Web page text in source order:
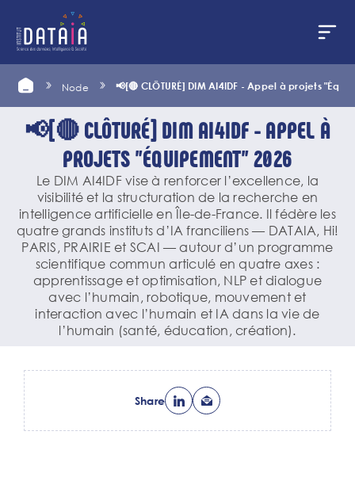
main
content
Node 📢[🔴 CLÔTURÉ] DIM AI4IDF - Appel à projets
📢[🔴 CLÔTURÉ] DIM AI4IDF - APPEL À
PROJETS "ÉQUIPEMENT" 2026
Le DIM AI4IDF vise à renforcer l’excellence, la
visibilité et la structuration de la recherche en
intelligence artificielle en Île-de-France. Il fédère les
quatre grands instituts d’IA franciliens — DATAIA, Hi!
PARIS, PRAIRIE et SCAI — autour d’un programme
scientifique commun articulé en quatre axes :
apprentissage et optimisation, NLP et dialogue
avec l’humain, robotique, mouvement et
interaction avec l’humain et IA dans la vie de
l’humain (santé, éducation, création).
Share
Cookies management panel